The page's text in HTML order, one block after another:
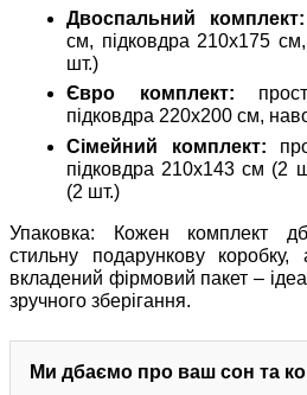
Двоспальний комплект:
см, підковдра 210х175
шт.)
Євро комплект:
підковдра 220х200 см,
Сімейний комплект:
підковдра 210х143 см (2
(2 шт.)
Упаковка: Кожен комплект
стильну подарункову коробку,
вкладений фірмовий пакет –
зручного зберігання.
Ми дбаємо про ваш сон та